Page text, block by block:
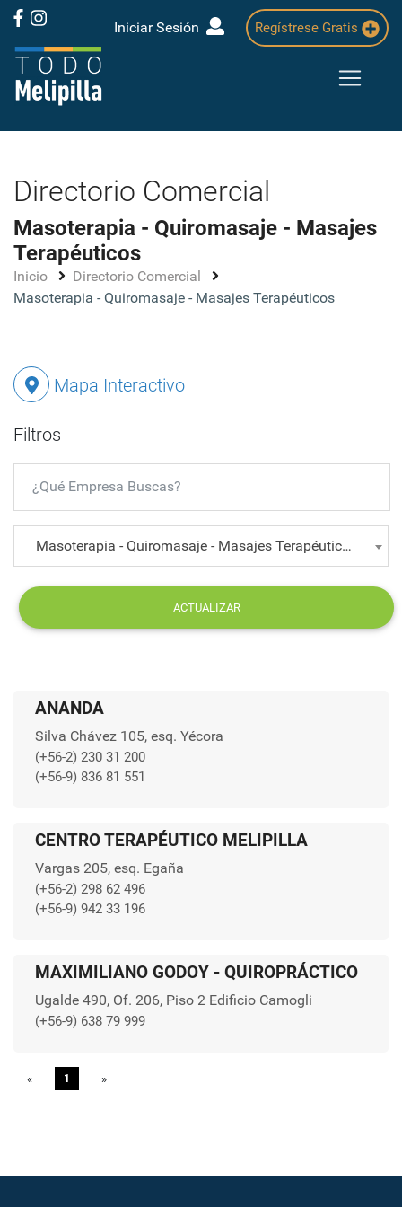
Iniciar Sesión Regístrese Gratis
Directorio Comercial
Masoterapia - Quiromasaje - Masajes
Terapéuticos
Inicio
Directorio Comercial
Masoterapia - Quiromasaje - Masajes Terapéuticos
Mapa Interactivo
Filtros
Masoterapia - Quiromasaje - Masajes Terapéuticos
ACTUALIZAR
ANANDA
Silva Chávez 105, esq. Yécora
(+56-2) 230 31 200
(+56-9) 836 81 551
CENTRO TERAPÉUTICO MELIPILLA
Vargas 205, esq. Egaña
(+56-2) 298 62 496
(+56-9) 942 33 196
MAXIMILIANO GODOY - QUIROPRÁCTICO
Ugalde 490, Of. 206, Piso 2 Edificio Camogli
(+56-9) 638 79 999
« Previous
1 »